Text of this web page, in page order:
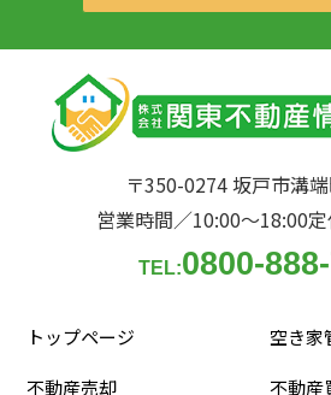
〒350-0274 坂戸市溝
営業時間／10:00〜18:00
TEL:0800-
トップページ
空き家
不動産売却
不動産